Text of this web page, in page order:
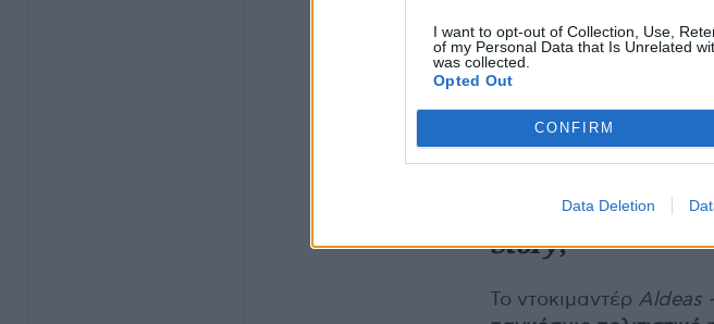
I want to opt-out of Collection, Use,
of my Personal Data that Is Unrelated
was collected.
Opted Out
CONFIRM
Data Deletion
Martin Scorsese
εξής λόγια: «Η απώλεια
τύχη να τον γνωρίσω
τεράστια. Όμως
Τι θα
Story;
Το ντοκιμαντέρ Aldeas